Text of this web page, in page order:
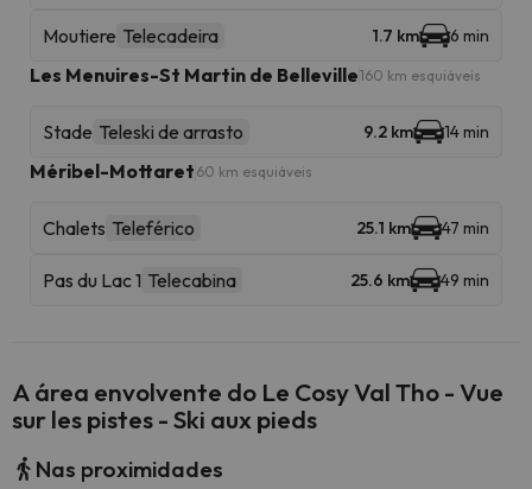
Moutiere Telecadeira 1.7 km 6 min
Les Menuires-St Martin de Belleville160 km esquiáveis
Stade Teleski de arrasto 9.2 km 14 min
Méribel-Mottaret 60 km esquiáveis
Chalets Teleférico 25.1 km 47 min
Pas du Lac 1 Telecabina 25.6 km 49 min
A área envolvente do Le Cosy Val Tho - Vue
sur les pistes - Ski aux pieds
Nas proximidades